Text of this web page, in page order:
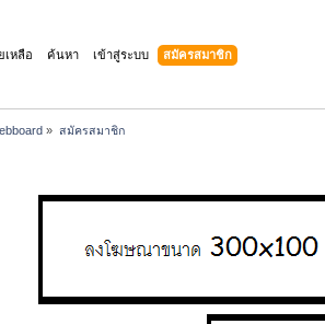
เหลือ ค้นหา เข้าสู่ระบบ สมัครสมาชิก
» สมัครสมาชิก